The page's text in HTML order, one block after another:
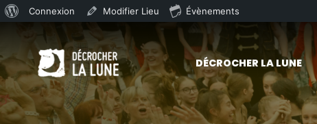
WordPress
Connexion Modifier Lieu Évènements
Skip to main content
DÉCROCHER LA LUNE